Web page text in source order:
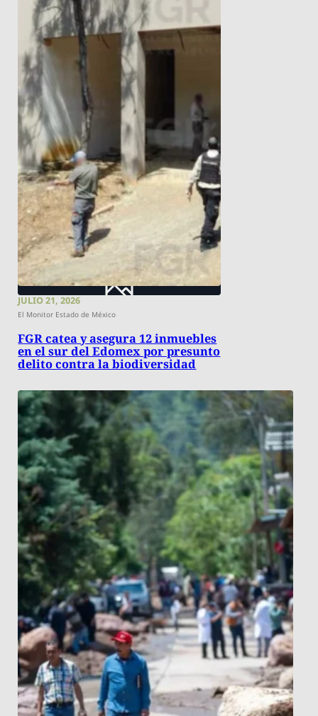
JULIO 21, 2026
El Monitor Estado de México
FGR catea y asegura 12 inmuebles
en el sur del Edomex por presunto
delito contra la biodiversidad